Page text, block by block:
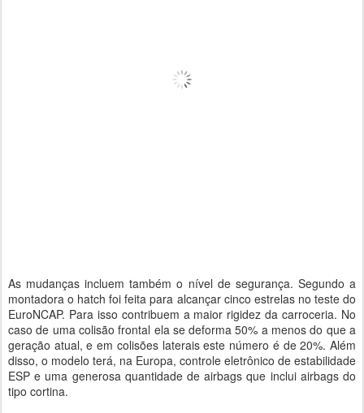
As mudanças incluem também o nível de segurança. Segundo a
montadora o hatch foi feita para alcançar cinco estrelas no teste do
EuroNCAP. Para isso contribuem a maior rigidez da carroceria. No
caso de uma colisão frontal ela se deforma 50% a menos do que a
geração atual, e em colisões laterais este número é de 20%. Além
disso, o modelo terá, na Europa, controle eletrônico de estabilidade
ESP e uma generosa quantidade de airbags que inclui airbags do
tipo cortina.